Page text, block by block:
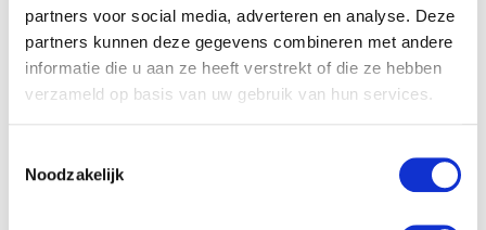
partners voor social media, adverteren en analyse. Deze
partners kunnen deze gegevens combineren met andere
informatie die u aan ze heeft verstrekt of die ze hebben
verzameld op basis van uw gebruik van hun services.
Noodzakelijk
JOSJE HUISMAN SHOWT
BABYBUIK OP IBIZA